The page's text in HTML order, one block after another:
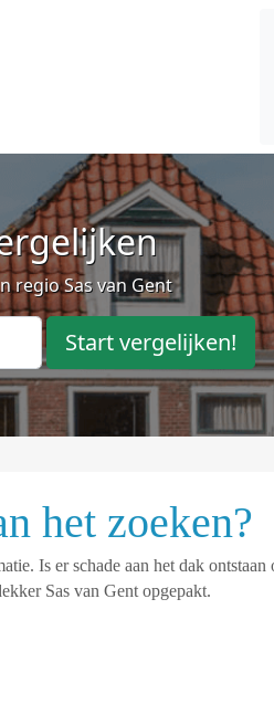
regio Sas van Gent
Start vergelijken!
het zoeken?
Is er schade aan het dak
Sas van Gent opgepakt.